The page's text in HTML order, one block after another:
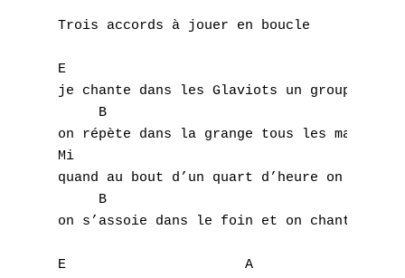
Trois accords à jouer en boucle
E                                     A
je chante dans les Glaviots un groupe punk
     B                                E
on répète dans la grange tous les mardis
Mi                                    A
quand au bout d’un quart d’heure on a
     B                               E
on s’assoie dans le foin et on chante ce
E                      A
A